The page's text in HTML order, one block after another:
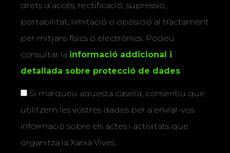
drets d’accés, rectificació, supressió,
portabilitat, limitació o oposició al tractament
per mitjans físics o electrònics. Podeu
consultar la informació addicional i
detallada sobre protecció de dades.
Si marqueu aquesta casella, consentiu que
utilitzem les vostres dades per a enviar-vos
informació sobre els actes i activitats que
organitza la Xarxa Vives.